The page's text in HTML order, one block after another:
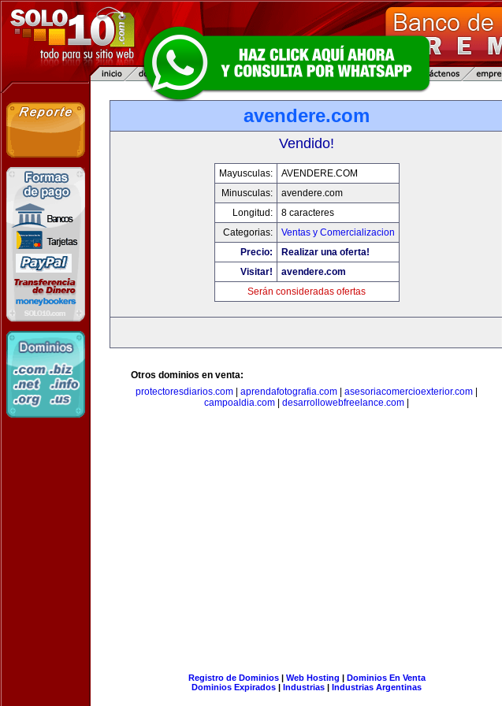
avendere.com
Vendido!
Mayusculas:
AVENDERE.COM
Minusculas:
avendere.com
Longitud:
8 caracteres
Categorias:
Ventas y Comercializacion
Precio:
Realizar una oferta!
Visitar!
avendere.com
Serán consideradas ofertas
Otros dominios en venta:
protectoresdiarios.com
aprendafotografia.com asesoriacomercioexterior.com
campoaldia.com
desarrollowebfreelance.com
Registro de Dominios| Web Hosting | Dominios En Venta
Dominios Expirados | Industrias | Industrias Argentinas